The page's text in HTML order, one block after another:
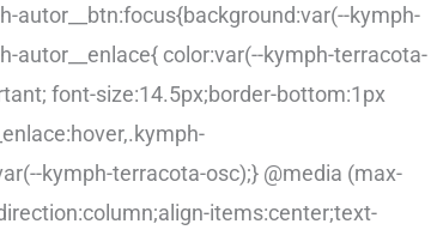
autor__btn:focus{background:var(--kymph-
color:var(--kymph-terracota-
font-size:14.5px;border-bottom:1px
kymph-terracota-osc);} @media (max-
items:center;text-